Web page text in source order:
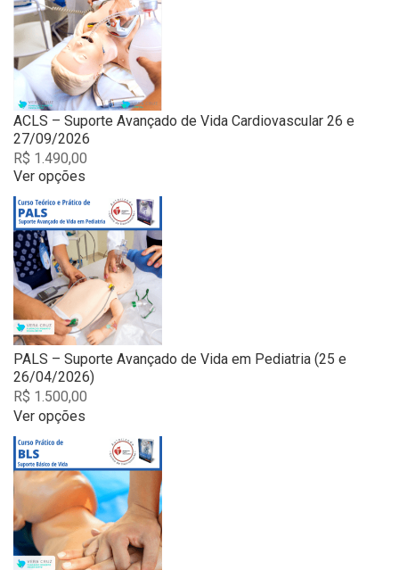
ACLS – Suporte Avançado de Vida Cardiovascular 26 e
27/09/2026
R$ 1.490,00
Ver opções
This
product
has
multiple
variants.
The
options
may
be
chosen
on
the
product
PALS – Suporte Avançado de Vida em Pediatria (25 e
26/04/2026)
R$ 1.500,00
Ver opções
This
product
has
multiple
variants.
The
options
may